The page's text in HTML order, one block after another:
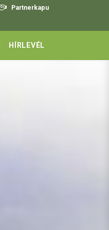
Partnerkapu
HÍRLEVÉL